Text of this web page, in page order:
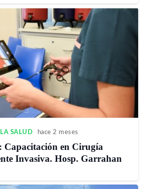
SALUD hace 2 meses
Capacitación en Cirugía
Invasiva. Hosp. Garrahan